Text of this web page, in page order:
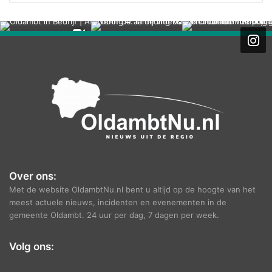
r
h
Over ons:
Met de website OldambtNu.nl bent u altijd op de hoogte van het
meest actuele nieuws, incidenten en evenementen in de
gemeente Oldambt. 24 uur per dag, 7 dagen per week.
Volg ons: